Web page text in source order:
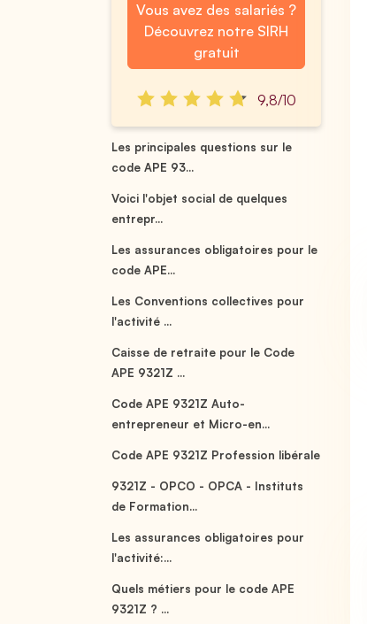
Vous avez des salariés ?
Découvrez notre SIRH
gratuit
9,8/10
Les principales questions sur le
code APE 93...
Voici l'objet social de quelques
entrepr...
Les assurances obligatoires pour le
code APE...
Les Conventions collectives pour
l'activité ...
Caisse de retraite pour le Code
APE 9321Z ...
Code APE 9321Z Auto-
entrepreneur et Micro-en...
Code APE 9321Z Profession libérale
9321Z - OPCO - OPCA - Instituts
de Formation...
Les assurances obligatoires pour
l'activité:...
Quels métiers pour le code APE
9321Z ? ...